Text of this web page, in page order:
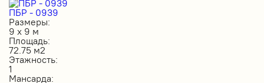
ПБР - 0939
Размеры:
9 х 9 м
Площадь:
72.75 м2
Этажность:
1
Мансарда: